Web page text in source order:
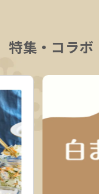
特集・コラボ